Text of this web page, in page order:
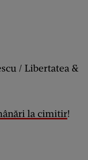
/ Libertatea &
la cimitir!